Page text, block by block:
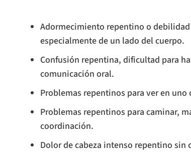
Adormecimiento repentino o
especialmente de un lado del cuerpo.
Confusión repentina, dificultad para
comunicación oral.
Problemas repentinos para ver en uno
Problemas repentinos para caminar,
coordinación.
Dolor de cabeza intenso repentino sin